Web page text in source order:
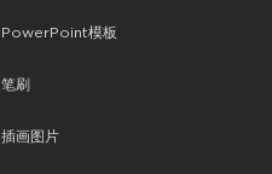
PowerPoint模板
笔刷
插画图片